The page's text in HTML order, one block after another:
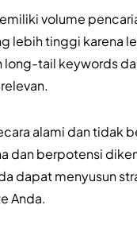
volume
lebih tinggi karena
long-tail keywords
alami dan tidak
dan berpotensi
dapat menyusun
Anda.